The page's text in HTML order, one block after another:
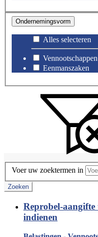
Ondernemingsvorm
Alles selecteren
Vennootschappen
Eenmanszaken
Voer uw zoektermen in
Zoeken
Reprobel-
indienen